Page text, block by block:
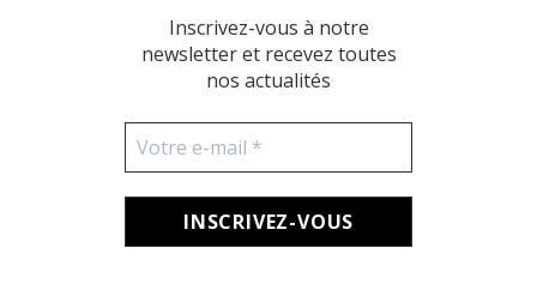
Inscrivez-vous à notre
newsletter et recevez toutes
nos actualités
Votre
*